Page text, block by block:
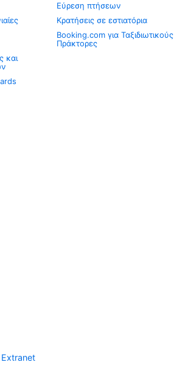
και
Εύρεση πτήσεων
Κρατήσεις σε εστιατόρια
Booking.com για Ταξιδιωτικούς
Πράκτορες